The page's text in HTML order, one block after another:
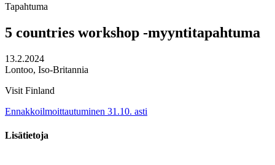
Tapahtuma
5 countries workshop -myyntitapahtuma
13.2.2024
Lontoo, Iso-Britannia
Visit Finland
Ennakkoilmoittautuminen 31.10. asti
Lisätietoja